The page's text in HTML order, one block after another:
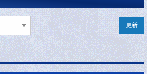
更新